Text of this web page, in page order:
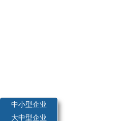
中小型企业
大中型企业